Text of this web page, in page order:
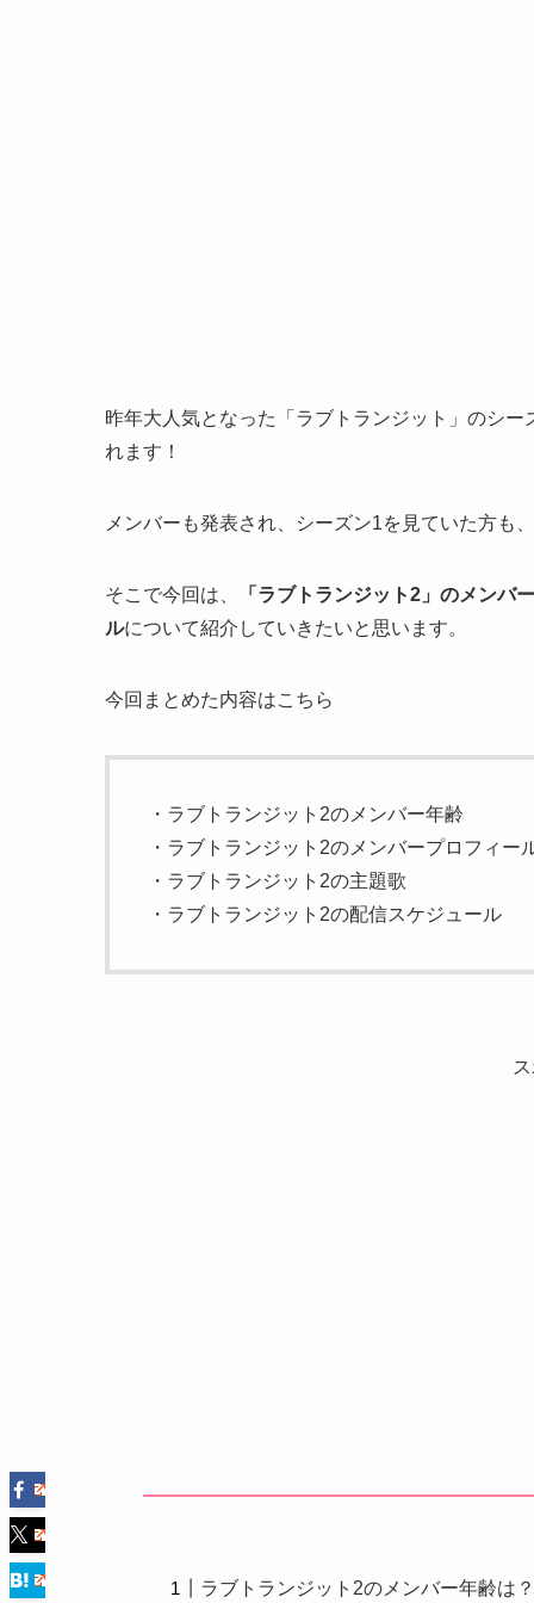
昨年大人気となった「ラブトランジット」のシ
れます！
メンバーも発表され、シーズン1を見ていた方も
そこで今回は、
「ラブトランジット2」のメンバ
ルについて紹介していきたいと思います。
今回まとめた内容はこちら
・ラブトランジット2のメンバー年齢
・ラブトランジット2のメンバープロフィー
・ラブトランジット2の主題歌
・ラブトランジット2の配信スケジュール
ラブトランジット2のメンバー年齢は